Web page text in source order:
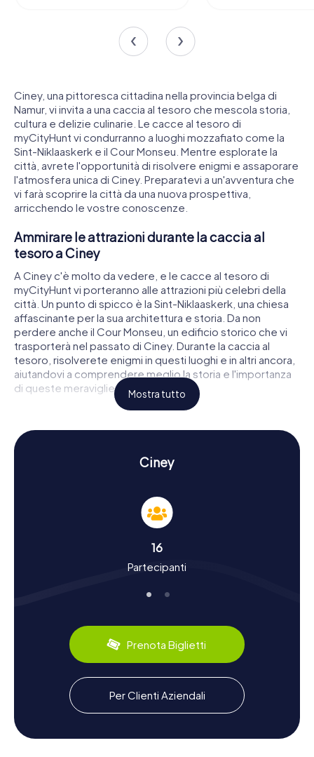
Ciney, una pittoresca cittadina nella provincia belga di
Namur, vi invita a una caccia al tesoro che mescola storia,
cultura e delizie culinarie. Le cacce al tesoro di
myCityHunt vi condurranno a luoghi mozzafiato come la
Sint-Niklaaskerk e il Cour Monseu. Mentre esplorate la
città, avrete l'opportunità di risolvere enigmi e assaporare
l'atmosfera unica di Ciney. Preparatevi a un'avventura che
vi farà scoprire la città da una nuova prospettiva,
arricchendo le vostre conoscenze.
Ammirare le attrazioni durante la caccia al
tesoro a Ciney
A Ciney c'è molto da vedere, e le cacce al tesoro di
myCityHunt vi porteranno alle attrazioni più celebri della
città. Un punto di spicco è la Sint-Niklaaskerk, una chiesa
affascinante per la sua architettura e storia. Da non
perdere anche il Cour Monseu, un edificio storico che vi
trasporterà nel passato di Ciney. Durante la caccia al
tesoro, risolverete enigmi in questi luoghi e in altri ancora,
aiutandovi a comprendere meglio la storia e l'importanza
di queste meraviglie.
a Ciney
Le cacce al tesoro a Ciney vi offrono l'opportunità di
approfondire la ricca storia e cultura della città. Ciney è
1006 e ha vissuto una storia turbolenta, compreso il
famoso "Guerre delle vacche" nel XIII secolo, che portò
alla distruzione del villaggio. Durante la caccia al tesoro, vi
esplorate la città. Inoltre, Ciney è famosa per la sua
birreria locale, che produce birre come la Ciney Blonde e
Dopo una caccia al tesoro entusiasmante a Ciney, potrete
continuare a esplorare la città o rilassarvi in uno dei suoi
accoglienti caffè. Un'altra attrazione da non perdere è il
mercato del bestiame settimanale, dove potrete vivere
l'animato ambiente locale e conoscere la cultura del
posto da vicino. Ciney è anche nota per le sue
collaborazioni con comuni francesi, sottolineando il
legame internazionale della città. Lasciatevi incantare dalla
Mostra tutto
Ciney
16
Partecipanti
Prenota Biglietti
Per Clienti Aziendali